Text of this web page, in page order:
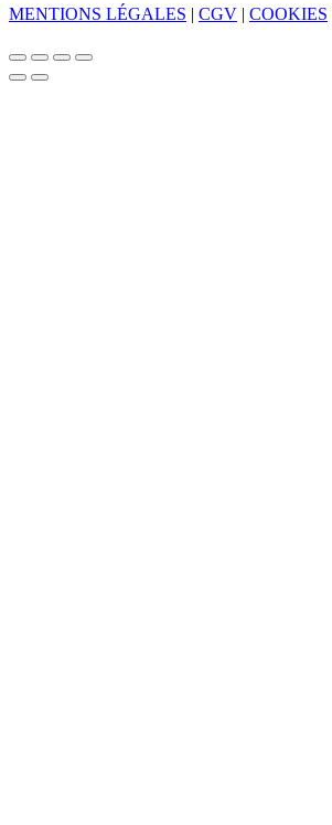
MENTIONS LÉGALES | CGV | COOKIES